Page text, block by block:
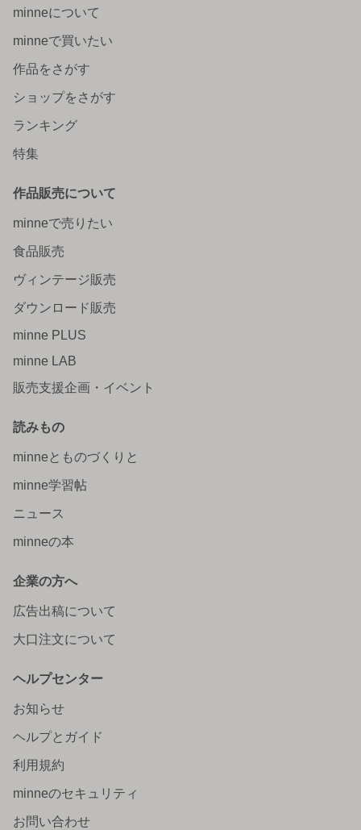
minneについて
minneで買いたい
作品をさがす
ショップをさがす
ランキング
特集
作品販売について
minneで売りたい
食品販売
ヴィンテージ販売
ダウンロード販売
minne PLUS
minne LAB
販売支援企画・イベント
読みもの
minneとものづくりと
minne学習帖
ニュース
minneの本
企業の方へ
広告出稿について
大口注文について
ヘルプセンター
お知らせ
ヘルプとガイド
利用規約
minneのセキュリティ
お問い合わせ